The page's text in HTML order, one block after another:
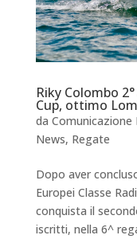
Riky Colombo
Cup, ottimo
da Comunicazione
News, Regate
Dopo aver
Europei Classe
conquista il
iscritti, nella 6^